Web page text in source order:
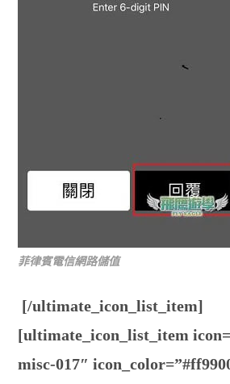
菲律賓電信網路儲值
[/ultimate_icon_list_item]
[ultimate_icon_list_item
misc-017″